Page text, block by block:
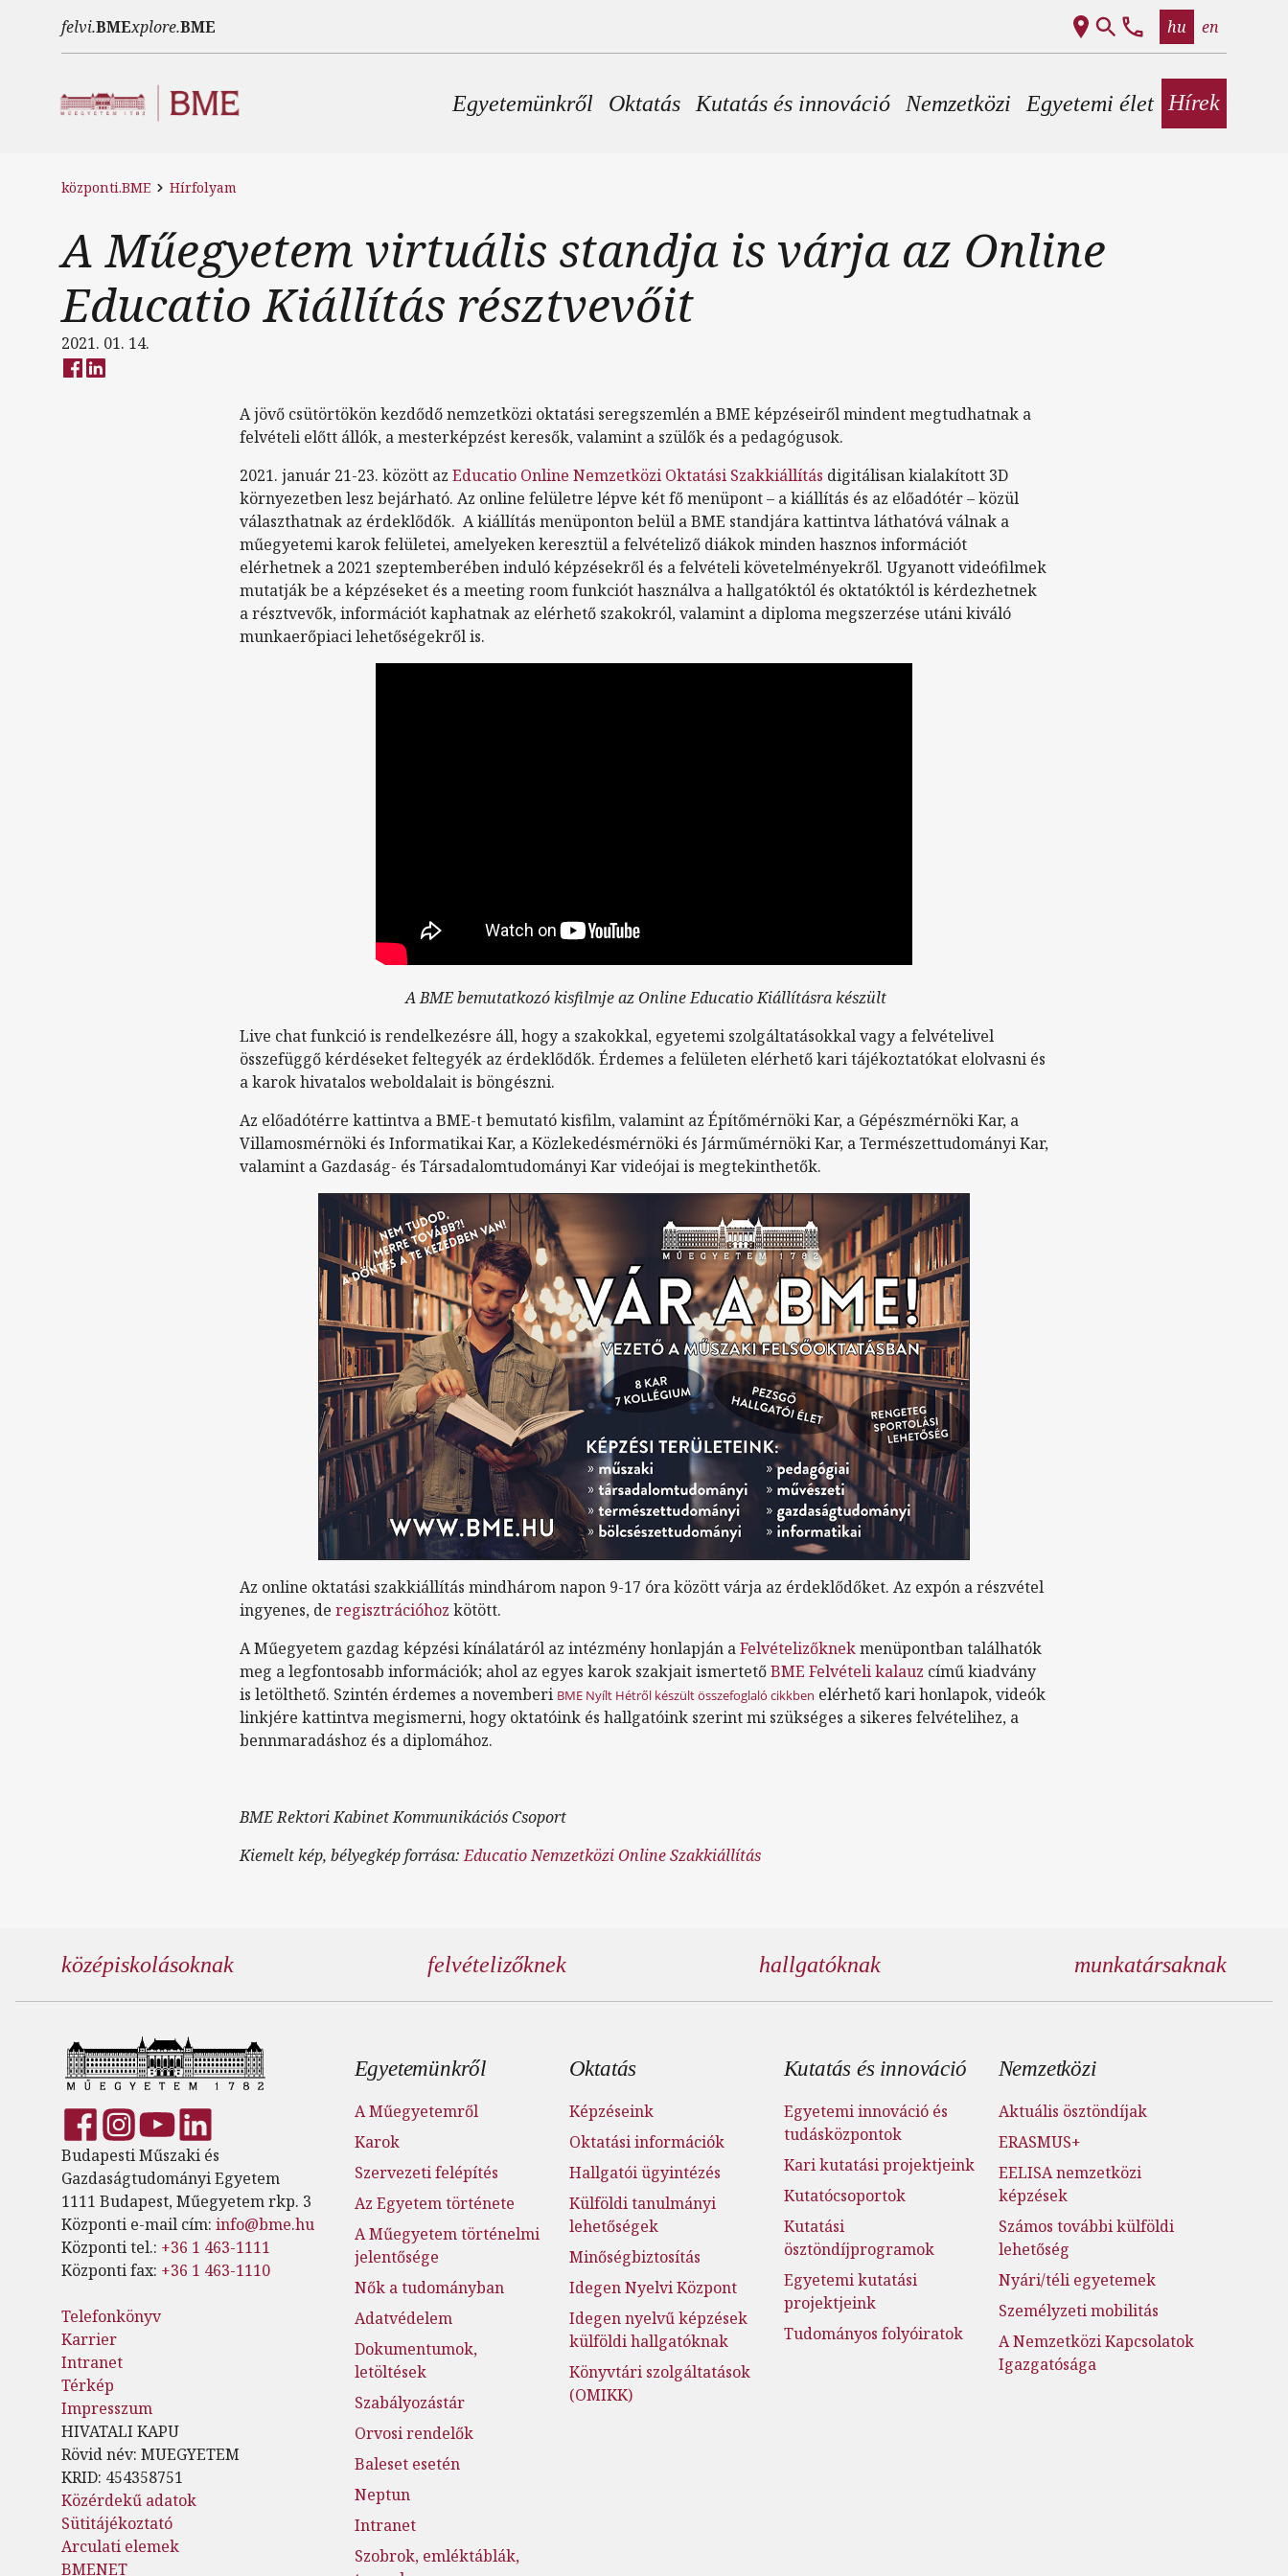
felvi.BMExplore.BME hu en
Fő navigáció
Egyetemünkről Oktatás Kutatás és innováció Nemzetközi Egyetemi élet Hírek
központi.BME Hírfolyam
A Műegyetem virtuális standja is várja az Online
Educatio Kiállítás résztvevőit
2021. 01. 14.
A jövő csütörtökön kezdődő nemzetközi oktatási seregszemlén a BME képzéseiről mindent megtudhatnak a
felvételi előtt állók, a mesterképzést keresők, valamint a szülők és a pedagógusok.
2021. január 21-23. között az Educatio Online Nemzetközi Oktatási Szakkiállítás digitálisan kialakított 3D
környezetben lesz bejárható. Az online felületre lépve két fő menüpont – a kiállítás és az előadótér – közül
választhatnak az érdeklődők. A kiállítás menüponton belül a BME standjára kattintva láthatóvá válnak a
műegyetemi karok felületei, amelyeken keresztül a felvételiző diákok minden hasznos információt
elérhetnek a 2021 szeptemberében induló képzésekről és a felvételi követelményekről. Ugyanott videófilmek
mutatják be a képzéseket és a meeting room funkciót használva a hallgatóktól és oktatóktól is kérdezhetnek
a résztvevők, információt kaphatnak az elérhető szakokról, valamint a diploma megszerzése utáni kiváló
munkaerőpiaci lehetőségekről is.
A BME bemutatkozó kisfilmje az Online Educatio Kiállításra készült
Live chat funkció is rendelkezésre áll, hogy a szakokkal, egyetemi szolgáltatásokkal vagy a felvételivel
összefüggő kérdéseket feltegyék az érdeklődők. Érdemes a felületen elérhető kari tájékoztatókat elolvasni és
a karok hivatalos weboldalait is böngészni.
Az előadótérre kattintva a BME-t bemutató kisfilm, valamint az Építőmérnöki Kar, a Gépészmérnöki Kar, a
Villamosmérnöki és Informatikai Kar, a Közlekedésmérnöki és Járműmérnöki Kar, a Természettudományi Kar,
valamint a Gazdaság- és Társadalomtudományi Kar videójai is megtekinthetők.
Az online oktatási szakkiállítás mindhárom napon 9-17 óra között várja az érdeklődőket. Az expón a részvétel
ingyenes, de regisztrációhoz kötött.
A Műegyetem gazdag képzési kínálatáról az intézmény honlapján aFelvételizőknekmenüpontban találhatók
meg a legfontosabb információk; ahol az egyes karok szakjait ismertetőBME Felvételi kalauz című kiadvány
is letölthető. Szintén érdemes a novemberi BME Nyílt Hétről készült összefoglaló cikkben elérhető kari honlapok, videók
linkjére kattintva megismerni, hogy oktatóink és hallgatóink szerint mi szükséges a sikeres felvételihez, a
bennmaradáshoz és a diplomához.
BME Rektori Kabinet Kommunikációs Csoport
Kiemelt kép, bélyegkép forrása:Educatio Nemzetközi Online Szakkiállítás
középiskolásoknak felvételizőknek hallgatóknak munkatársaknak
Budapesti Műszaki és
Gazdaságtudományi Egyetem
1111 Budapest, Műegyetem rkp. 3
Központi e-mail cím: info@bme.hu
Központi tel.: +36 1 463-1111
Központi fax: +36 1 463-1110
Telefonkönyv
Karrier
Intranet
Térkép
Impresszum
HIVATALI KAPU
Rövid név: MUEGYETEM
KRID: 454358751
Közérdekű adatok
Sütitájékoztató
Arculati elemek
BMENET
Lábléc menü
Egyetemünkről
A Műegyetemről
Karok
Szervezeti felépítés
Az Egyetem története
A Műegyetem történelmi
jelentősége
Nők a tudományban
Adatvédelem
Dokumentumok,
letöltések
Szabályozástár
Orvosi rendelők
Baleset esetén
Neptun
Intranet
Szobrok, emléktáblák,
Oktatás
Képzéseink
Oktatási információk
Hallgatói ügyintézés
Külföldi tanulmányi
lehetőségek
Minőségbiztosítás
Idegen Nyelvi Központ
Idegen nyelvű képzések
külföldi hallgatóknak
Könyvtári szolgáltatások
(OMIKK)
Kutatás és innováció
Egyetemi innováció és
tudásközpontok
Kari kutatási projektjeink
Kutatócsoportok
Kutatási
ösztöndíjprogramok
Egyetemi kutatási
projektjeink
Tudományos folyóiratok
Nemzetközi
Aktuális ösztöndíjak
ERASMUS+
EELISA nemzetközi
képzések
Számos további külföldi
lehetőség
Nyári/téli egyetemek
Személyzeti mobilitás
A Nemzetközi Kapcsolatok
Igazgatósága